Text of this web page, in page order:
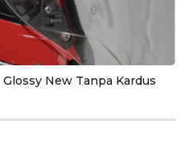
New Tanpa Kardus